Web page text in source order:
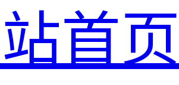
首页